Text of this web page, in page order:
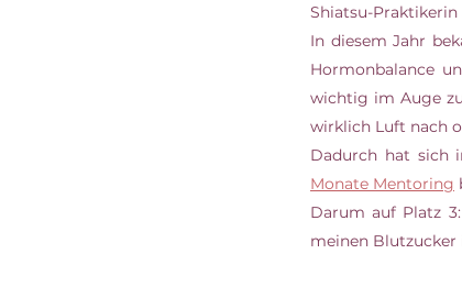
Shiatsu-Praktikerin
In diesem Jahr
Hormonbalance
wichtig im Auge
wirklich Luft nach
Dadurch hat sich
Monate Mentoring
Darum auf Platz
meinen